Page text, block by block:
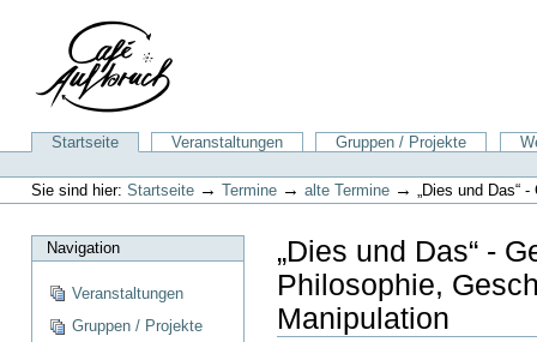
Navigation
SektionenStartseite Veranstaltungen Gruppen / Projekte
Benutzerspezifische
Werkzeuge
Sie sind hier: Startseite → Termine → alte Termine → „Dies und
Navigation
Veranstaltungen
Gruppen / Projekte
„Dies und Das“ -
Philosophie,
Manipulation